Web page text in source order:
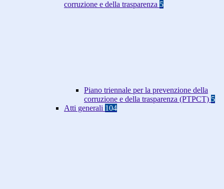
corruzione e della trasparenza 5
Piano triennale per la prevenzione della
corruzione e della trasparenza (PTPCT) 5
Atti generali 104